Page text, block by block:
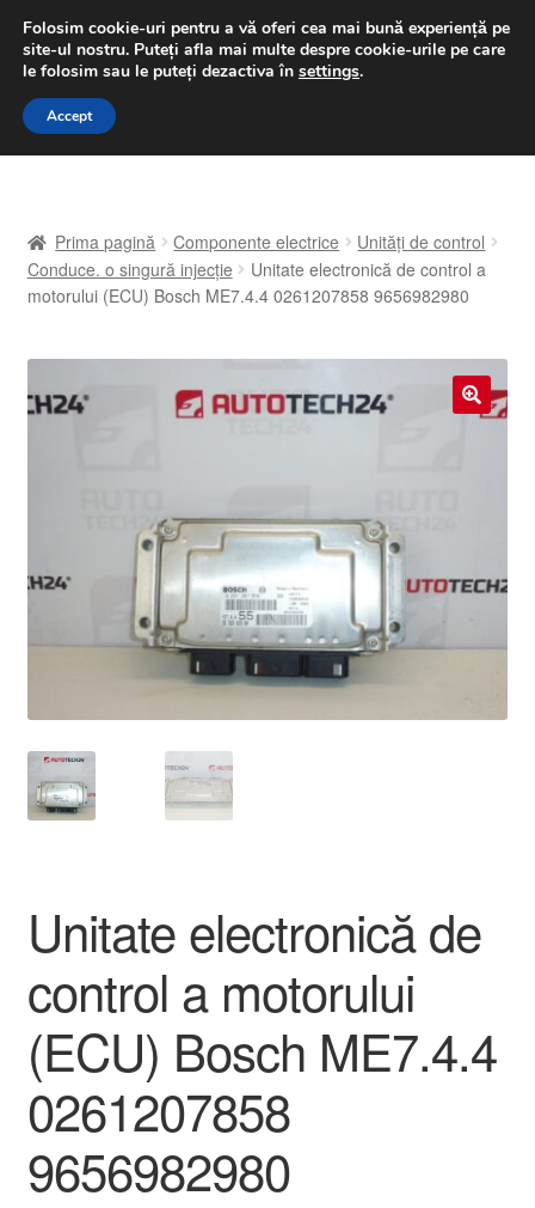
LIVRARE de la 33 lei
luni-vineri 9 a.m. - 4 p.m.031 229 6816
Sari
Sari
A lua legatura
Finalizare comandă
Livrare
Livrare în toată lumea
Plățile
Termeni si conditii
Prima pagină Componente electrice
Unități de control
Conduce. o singură injecție
Unitate electronică de control a
motorului (ECU) Bosch ME7.4.4 0261207858 9656982980
🔍
Unitate electronică de
control a motorului
(ECU) Bosch ME7.4.4
0261207858
9656982980
Folosim cookie-uri pentru a vă oferi cea mai bună experiență pe
site-ul nostru. Puteți afla mai multe despre cookie-urile pe care
le folosim sau le puteți dezactiva în settings.
Accept